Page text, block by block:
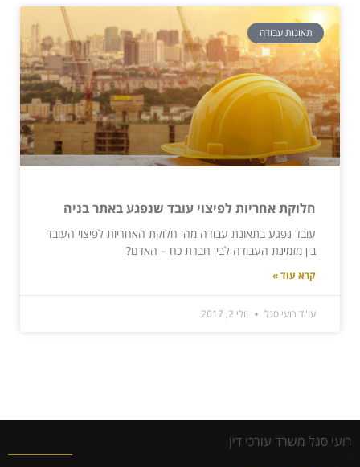
תאונות עבודה
חלוקת אחריות לפיצוי עובד שנפגע באתר בניה
עובד נפגע בתאונת עבודה מהי חלוקת האחריות לפיצוי העובד
בין מזמינת העבודה לבין חברת כח – האדם?
קרא עוד »
עו"ד רועי סגל יולי 2, 2017
רועי סגל משרד עורכי דין